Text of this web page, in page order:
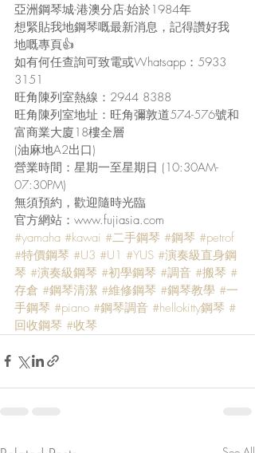
亞洲鋼琴城-港澳分店-始於1984年
想緊貼我地鋼琴嘅最新消息，記得讚好我
地嘅專頁👍
如有何任查詢可致電或Whatsapp：5933
3151
旺角陳列室熱線：2944 8388
旺角陳列室地址：旺角彌敦道574-576號和
富商業大廈18樓全層
(油麻地A2出口)
營業時間：星期一至星期日 (10:30AM-
07:30PM)
無須預約，歡迎隨時光臨
官方網站：www.fujiasia.com
#yamaha #kawai #二手鋼琴 #鋼琴 #petrof
#特價鋼琴 #U3 #U1 #YUS #演奏級直身鋼
琴 #演奏級鋼琴 #初學鋼琴 #調音 #搬琴 #
存倉 #鋼琴清潔 #維修鋼琴 #鋼琴教學 #一
手鋼琴 #piano #鋼琴調音 #hellokitty鋼琴 #
回收鋼琴 #收琴